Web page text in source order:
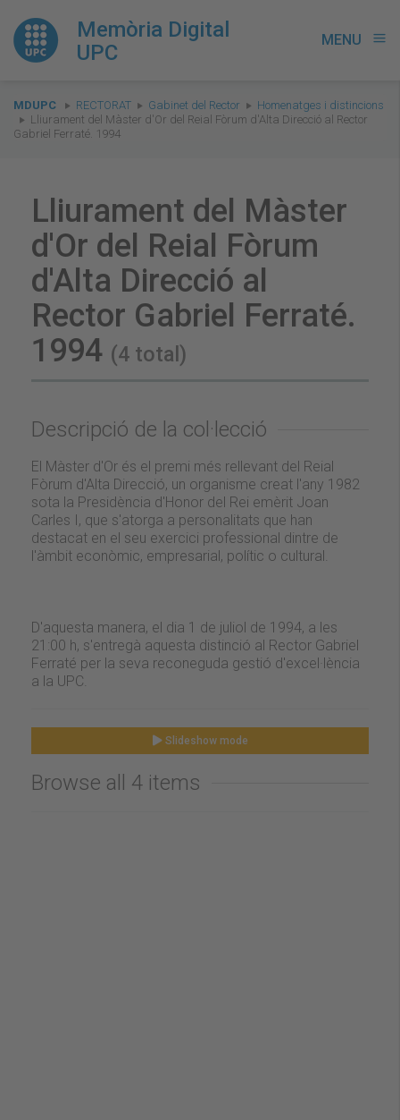
Memòria Digital
UPC
MENU menu
You
are
here:
MDUPC RECTORAT Gabinet del Rector
Homenatges i distincions
Lliurament del Màster d'Or del Reial Fòrum d'Alta Direcció al Rector
Gabriel Ferraté. 1994
Lliurament del Màster
d'Or del Reial Fòrum
d'Alta Direcció al
Rector Gabriel Ferraté.
1994 (4 total)
Descripció de la col·lecció
El Màster d'Or és el premi més rellevant del Reial
Fòrum d'Alta Direcció, un organisme creat l'any 1982
sota la Presidència d'Honor del Rei emèrit Joan
Carles I, que s'atorga a personalitats que han
destacat en el seu exercici professional dintre de
l'àmbit econòmic, empresarial, polític o cultural.
D'aquesta manera, el dia 1 de juliol de 1994, a les
21:00 h, s'entregà aquesta distinció al Rector Gabriel
Ferraté per la seva reconeguda gestió d'excel·lència
a la UPC.
Slideshow mode
Browse all 4 items